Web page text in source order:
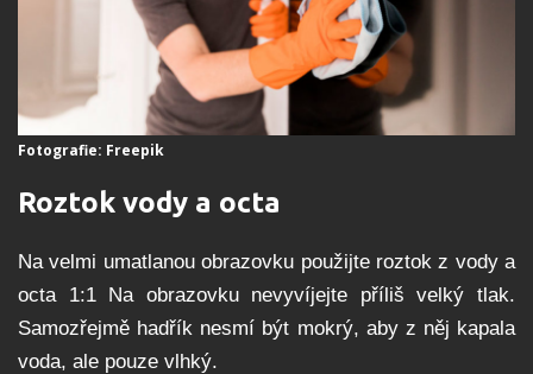
Fotografie: Freepik
Roztok vody a octa
Na velmi umatlanou obrazovku použijte roztok z vody a
octa 1:1 Na obrazovku nevyvíjejte příliš velký tlak.
Samozřejmě hadřík nesmí být mokrý, aby z něj kapala
voda, ale pouze vlhký.